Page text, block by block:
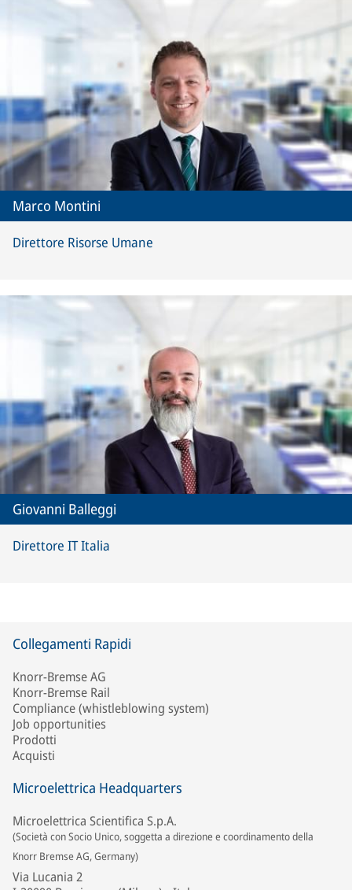
Marco Montini
Direttore Risorse Umane
Giovanni Balleggi
Direttore IT Italia
Collegamenti Rapidi
Knorr-Bremse AG
Knorr-Bremse Rail
Compliance (whistleblowing system)
Job opportunities
Prodotti
Acquisti
Microelettrica Headquarters
Microelettrica Scientifica S.p.A.
(Società con Socio Unico, soggetta a direzione e coordinamento della
Knorr Bremse AG, Germany)
Via Lucania 2